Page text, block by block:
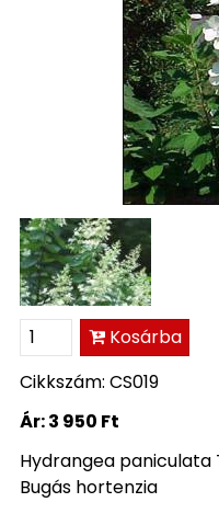
Kosárba
Cikkszám: CS019
Ár:3 950 Ft
Hydrangea paniculata
Bugás hortenzia